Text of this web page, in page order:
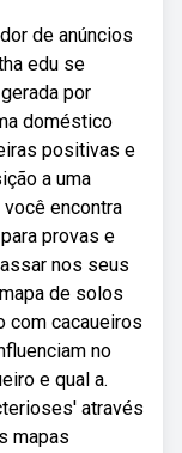
de anúncios
edu se
por
doméstico
positivas e
a uma
encontra
provas e
nos seus
de solos
com cacaueiros
no
e qual a.
através
mapas